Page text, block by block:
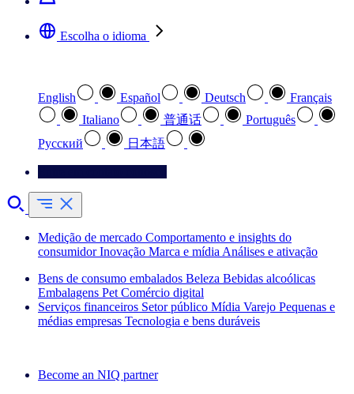
Escolha o idioma
English Español Deutsch
Français
Italiano
普通话
Português
Pусский
日本語
Medição de mercado Comportamento e insights do
consumidor Inovação Marca e mídia Análises e ativação
Bens de consumo embalados Beleza Bebidas alcoólicas
Embalagens Pet Comércio digital
Serviços financeiros Setor público Mídia Varejo Pequenas e
médias empresas Tecnologia e bens duráveis
Become an NIQ partner